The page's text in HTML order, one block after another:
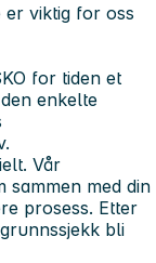
er viktig for oss
for tiden et
enkelte
Vår
sammen med din
prosess. Etter
bli